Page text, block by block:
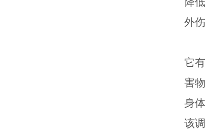
外
二
它
害
身
该